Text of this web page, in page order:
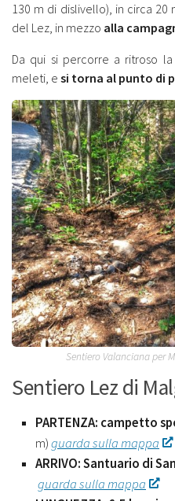
130 m di dislivello), in circa 20
del Lez, in mezzo alla
Da qui si percorre a ritroso
meleti, e si torna al punto di
Sentiero Valanciana per
Sentiero Lez di
PARTENZA: campetto
m)guarda sulla mappa
ARRIVO: Santuario di
guarda sulla mappa